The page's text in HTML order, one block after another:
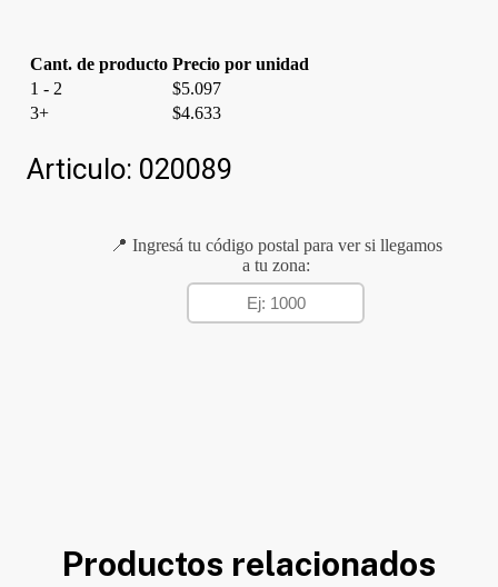
Cant. de producto Precio por unidad
1 - 2
$5.097
3+
$4.633
Articulo: 020089
📍 Ingresá tu código postal para ver si llegamos
a tu zona:
Productos relacionados